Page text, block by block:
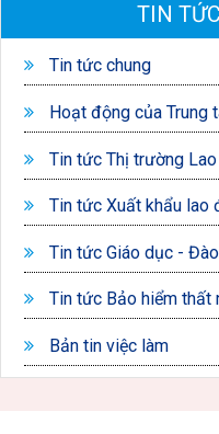
TIN
Tin tức chung
Hoạt động của Trung
Tin tức Thị trường
Tin tức Xuất khẩu lao
Tin tức Giáo dục -
Tin tức Bảo hiểm thất
Bản tin việc làm